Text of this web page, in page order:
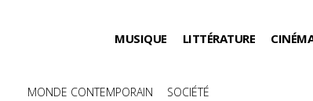
MUSIQUE LITTÉRATURE
Catégories
MONDE CONTEMPORAIN SOCIÉTÉ